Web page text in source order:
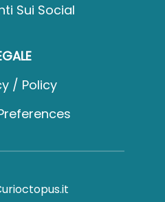
Sui Social
/ Policy